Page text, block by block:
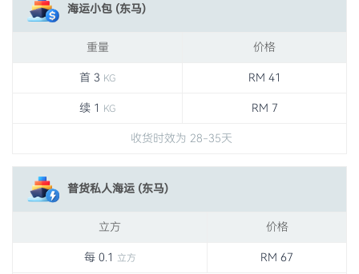
海运小包 (东马)
重量 价格
首 3 KG RM 41
续 1 KG RM 7
收货时效为 28-35天
普货私人海运 (东马)
立方 价格
每 0.1 立方 RM 67